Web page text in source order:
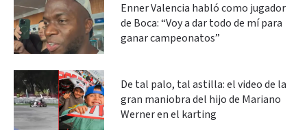
Enner Valencia habló como jugador
de Boca: “Voy a dar todo de mí para
ganar campeonatos”
De tal palo, tal astilla: el video de la
gran maniobra del hijo de Mariano
Werner en el karting